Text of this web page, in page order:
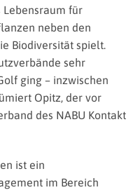
Lebensraum für
neben den
Biodiversität spielt.
sehr
ging – inzwischen
Opitz, der vor
des NABU Kontakt
ist ein
im Bereich